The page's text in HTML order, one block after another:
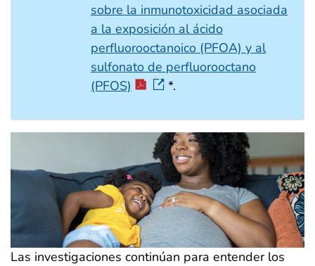
sobre la inmunotoxicidad asociada
a la exposición al ácido
perfluorooctanoico (PFOA) y al
sulfonato de perfluorooctano
(PFOS)
*.
Las investigaciones continúan para entender los